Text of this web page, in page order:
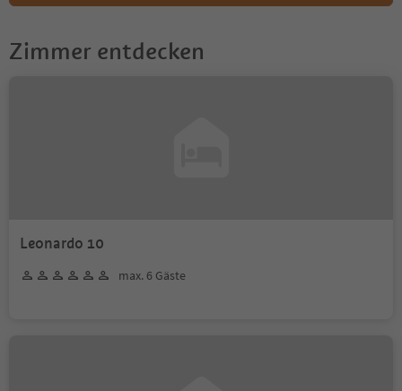
Zimmer entdecken
Leonardo 10
max. 6 Gäste